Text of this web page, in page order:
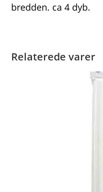
bredden. ca 4 dyb.
Relaterede varer